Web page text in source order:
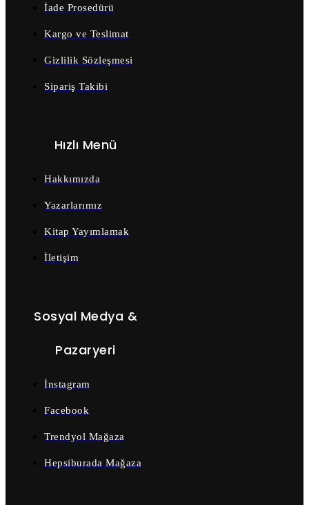
İade Prosedürü
Kargo ve Teslimat
Gizlilik Sözleşmesi
Sipariş Takibi
Hızlı Menü
Hakkımızda
Yazarlarımız
Kitap Yayımlamak
İletişim
Sosyal Medya &
Pazaryeri
İnstagram
Facebook
Trendyol Mağaza
Hepsiburada Mağaza